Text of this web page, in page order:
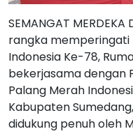
SEMANGAT
rangka memperingati
Indonesia Ke-78,
bekerjasama dengan
Palang Merah
Kabupaten
didukung penuh oleh